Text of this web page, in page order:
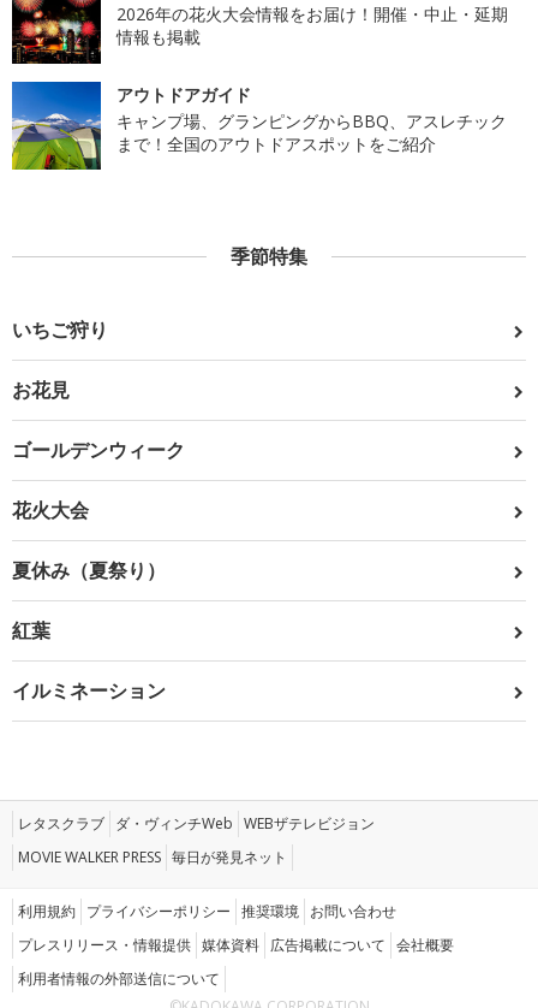
2026年の花火大会情報をお届け！開催・中止・延期
情報も掲載
アウトドアガイド
キャンプ場、グランピングからBBQ、アスレチック
まで！全国のアウトドアスポットをご紹介
季節特集
いちご狩り
お花見
ゴールデンウィーク
花火大会
夏休み（夏祭り）
紅葉
イルミネーション
レタスクラブ ダ・ヴィンチWeb WEBザテレビジョン
MOVIE WALKER PRESS 毎日が発見ネット
利用規約 プライバシーポリシー 推奨環境 お問い合わせ
プレスリリース・情報提供 媒体資料 広告掲載について 会社概要
利用者情報の外部送信について